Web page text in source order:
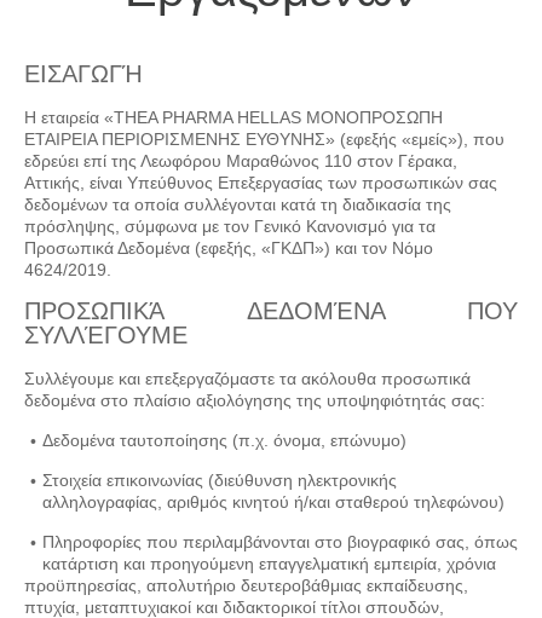
ΕΙΣΑΓΩΓΉ
Η εταιρεία «THEA PHARMA HELLAS ΜΟΝΟΠΡΟΣΩΠΗ
ΕΤΑΙΡΕΙΑ ΠΕΡΙΟΡΙΣΜΕΝΗΣ ΕΥΘΥΝΗΣ» (εφεξής «εμείς»), που
εδρεύει επί της Λεωφόρου Μαραθώνος 110 στον Γέρακα,
Αττικής, είναι Υπεύθυνος Επεξεργασίας των προσωπικών σας
δεδομένων τα οποία συλλέγονται κατά τη διαδικασία της
πρόσληψης, σύμφωνα με τον Γενικό Κανονισμό για τα
Προσωπικά Δεδομένα (εφεξής, «ΓΚΔΠ») και τον Νόμο
4624/2019.
ΠΡΟΣΩΠΙΚΆ ΔΕΔΟΜΈΝΑ ΠΟΥ
ΣΥΛΛΈΓΟΥΜΕ
Συλλέγουμε και επεξεργαζόμαστε τα ακόλουθα προσωπικά
δεδομένα στο πλαίσιο αξιολόγησης της υποψηφιότητάς σας:
Δεδομένα ταυτοποίησης (π.χ. όνομα, επώνυμο)
Στοιχεία επικοινωνίας (διεύθυνση ηλεκτρονικής
αλληλογραφίας, αριθμός κινητού ή/και σταθερού τηλεφώνου)
Πληροφορίες που περιλαμβάνονται στο βιογραφικό σας, όπως
κατάρτιση και προηγούμενη επαγγελματική εμπειρία, χρόνια
προϋπηρεσίας, απολυτήριο δευτεροβάθμιας εκπαίδευσης,
πτυχία, μεταπτυχιακοί και διδακτορικοί τίτλοι σπουδών,